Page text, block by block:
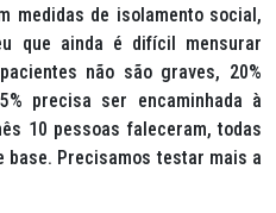
medidas de isolamento social,
que ainda é difícil mensurar
não são graves, 20%
precisa ser encaminhada à
10 pessoas faleceram, todas
base. Precisamos testar mais a